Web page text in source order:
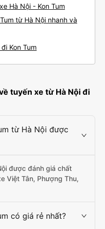
Hà Nội - Kon Tum
từ Hà Nội nhanh và
Kon Tum
tuyến xe từ Hà Nội đi
từ Hà Nội được
được đánh giá chất
Việt Tân, Phượng Thu,
có giá rẻ nhất?